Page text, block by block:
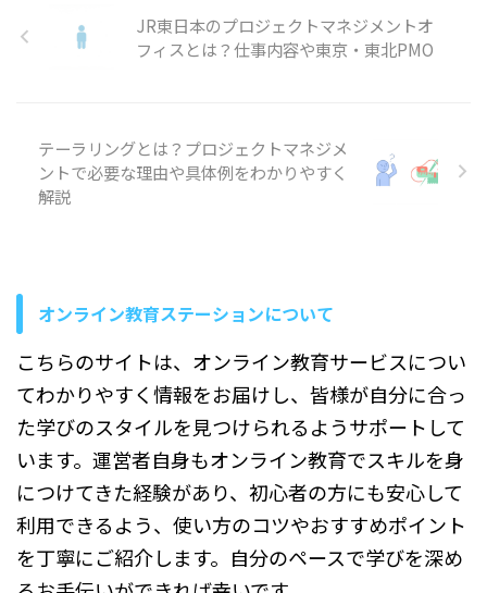
に起こりやすい問題点と改善
方法まで、順を追って分かり
クトを計画通りに進めるため
に必要な管理業務にかかる費
主催する国家資格試験です。
この試験は、ITシステム開発
や運用に関わるプロジェクト
管理全般における知識と実践
力があると認められます。 主
な出題範囲 出題内容は多岐に
に加え、リスク管理やコスト
管理、人的リソースの調整、
JR東日本のプロジェクトマネジメントオ
フィスとは？仕事内容や東京・東北PMO
テーラリングとは？プロジェクトマネジメ
ントで必要な理由や具体例をわかりやすく
解説
オンライン教育ステーションについて
こちらのサイトは、オンライン教育サービスについ
てわかりやすく情報をお届けし、皆様が自分に合っ
た学びのスタイルを見つけられるようサポートして
います。運営者自身もオンライン教育でスキルを身
につけてきた経験があり、初心者の方にも安心して
利用できるよう、使い方のコツやおすすめポイント
を丁寧にご紹介します。自分のペースで学びを深め